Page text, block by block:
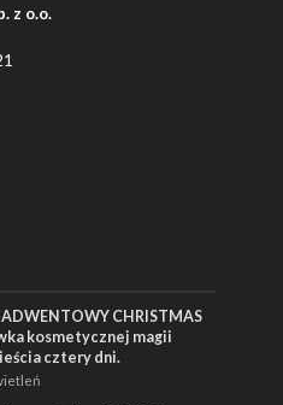
z o.o.
CHRISTMAS
kosmetycznej magii
cztery dni.